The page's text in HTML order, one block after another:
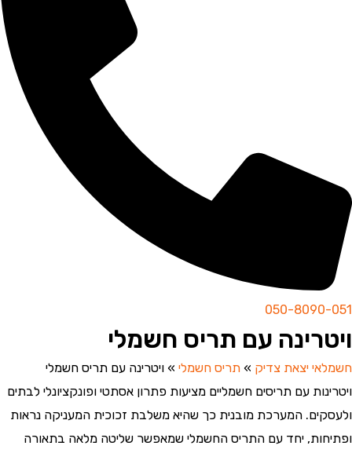
050-8090-051
ויטרינה עם תריס חשמלי
חשמלאי יצאת צדיק » תריס חשמלי » ויטרינה עם תריס חשמלי
ויטרינות עם תריסים חשמליים מציעות פתרון אסתטי ופונקציונלי לבתים
ולעסקים. המערכת מובנית כך שהיא משלבת זכוכית המעניקה נראות
ופתיחות, יחד עם התריס החשמלי שמאפשר שליטה מלאה בתאורה